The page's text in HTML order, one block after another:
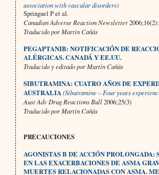
association with vascular disorders)
Springuel P et al.
Canadian Adverse Reaction Newsletter
Traducido por Martín Cañás
PEGAPTANIB: NOTIFICACIÓN DE
ALÉRGICAS. CANADÁ Y EE.UU.
Traducido y editado por Martín Cañás
SIBUTRAMINA: CUATRO AÑOS DE
AUSTRALIA(Sibutramine – Four years
Aust Adv Drug Reactions Bull2006;25(3)
Traducido por Martín Cañás
PRECAUCIONES
AGONISTAS Β DE ACCIÓN PROLONGADA:
EN LAS EXACERBACIONES DE ASMA
MUERTES RELACIONADAS CON ASMA.